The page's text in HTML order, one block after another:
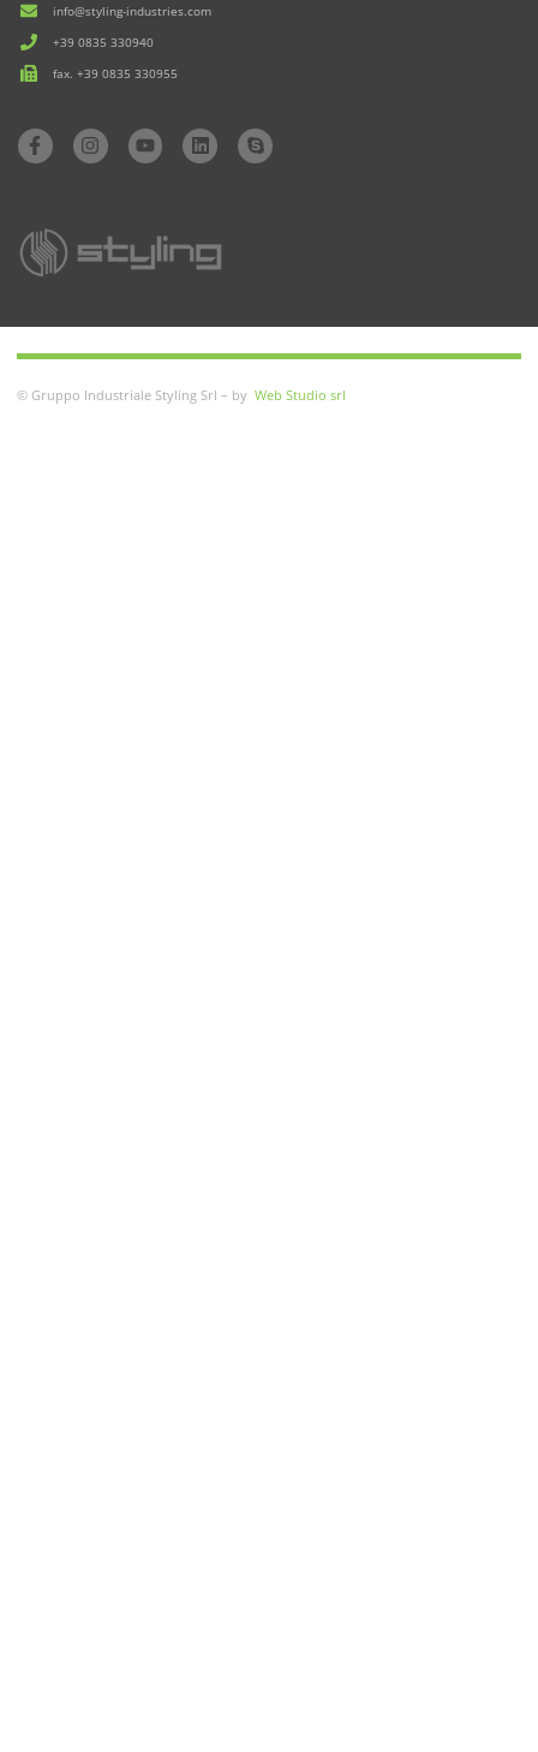
info@styling-industries.com
+39 0835 330940
fax. +39 0835 330955
© Gruppo Industriale Styling Srl – by Web Studio srl